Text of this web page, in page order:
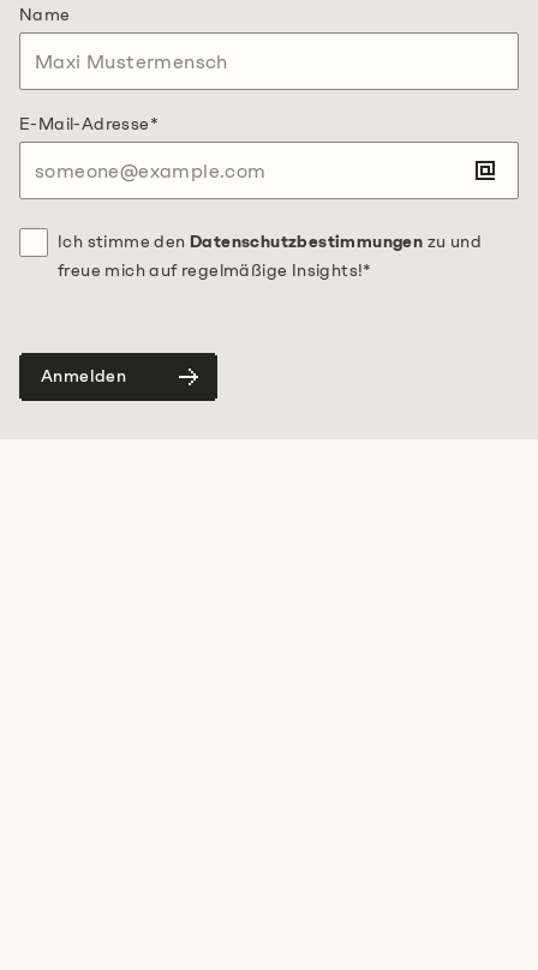
Name
E-Mail-Adresse*
Ich stimme den Datenschutzbestimmungen zu und
freue mich auf regelmäßige Insights!*
Anmelden